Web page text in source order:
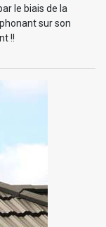
le biais de la
sur son
!!